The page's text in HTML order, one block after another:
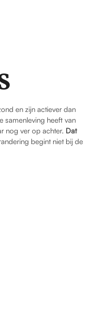
en zijn actiever dan
samenleving heeft van
nog ver op achter. Dat
begint niet bij de